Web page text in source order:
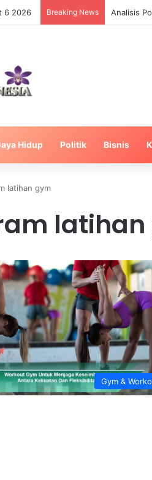
6 2026 Breaking News Analisis
Hidup Politik Bisnis
latihan gym
Gym &